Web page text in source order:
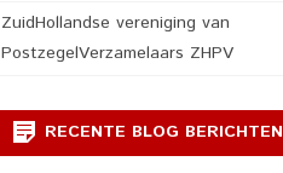
ZuidHollandse vereniging van
PostzegelVerzamelaars ZHPV
RECENTE BLOG BERICHTEN